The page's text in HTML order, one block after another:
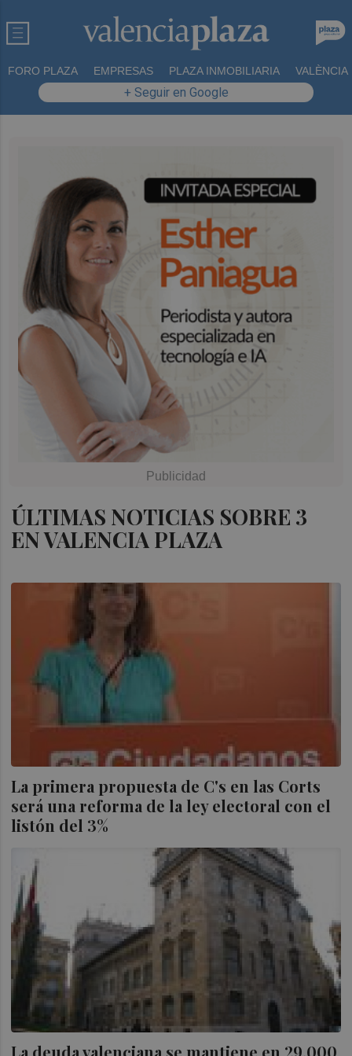
FORO PLAZA EMPRESAS PLAZA INMOBILIARIA VALÈNCIA
+ Seguir en Google
ÚLTIMAS NOTICIAS SOBRE 3
EN VALENCIA PLAZA
La primera propuesta de C's en las Corts
será una reforma de la ley electoral con el
listón del 3%
La deuda valenciana se mantiene en 29.000